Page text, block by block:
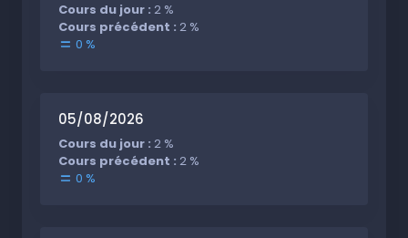
Cours du jour : 2 %
Cours précédent : 2 %
0 %
05/08/2026
Cours du jour : 2 %
Cours précédent : 2 %
0 %